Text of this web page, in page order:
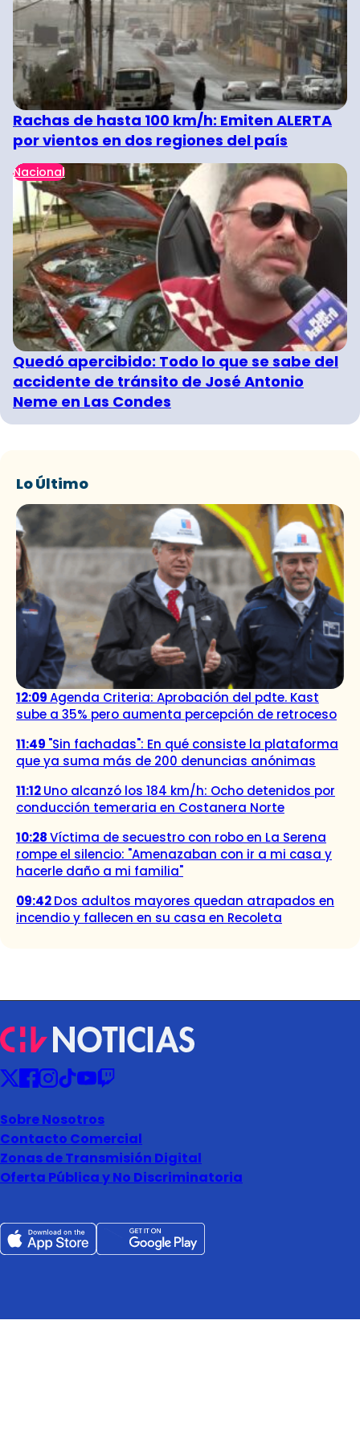
Rachas de hasta 100 km/h: Emiten ALERTA
por vientos en dos regiones del país
Nacional
Quedó apercibido: Todo lo que se sabe del
accidente de tránsito de José Antonio
Neme en Las Condes
Lo Último
12:09Agenda Criteria: Aprobación del pdte. Kast
sube a 35% pero aumenta percepción de retroceso
11:49 "Sin fachadas": En qué consiste la plataforma
que ya suma más de 200 denuncias anónimas
11:12Uno alcanzó los 184 km/h: Ocho detenidos por
conducción temeraria en Costanera Norte
10:28Víctima de secuestro con robo en La Serena
rompe el silencio: "Amenazaban con ir a mi casa y
hacerle daño a mi familia"
09:42Dos adultos mayores quedan atrapados en
incendio y fallecen en su casa en Recoleta
Sobre Nosotros
Contacto Comercial
Zonas de Transmisión Digital
Oferta Pública y No Discriminatoria